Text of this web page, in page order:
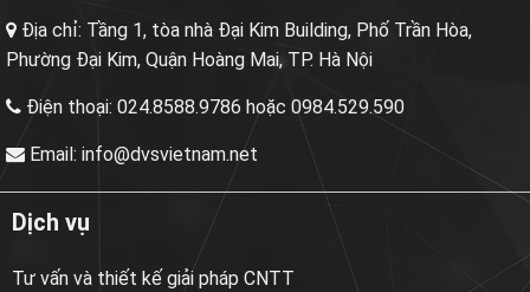
Địa chỉ: Tầng 1, tòa nhà Đại Kim Building, Phố Trần Hòa,
Phường Đại Kim, Quận Hoàng Mai, TP. Hà Nội
Điện thoại: 024.8588.9786 hoặc 0984.529.590
Email: info@dvsvietnam.net
Dịch vụ
Tư vấn và thiết kế giải pháp CNTT